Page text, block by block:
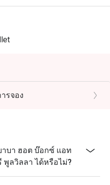
รจอง
บา ฮอต บ๊อกซ์ แอท
พูลวิลลา ได้หรือไม่?